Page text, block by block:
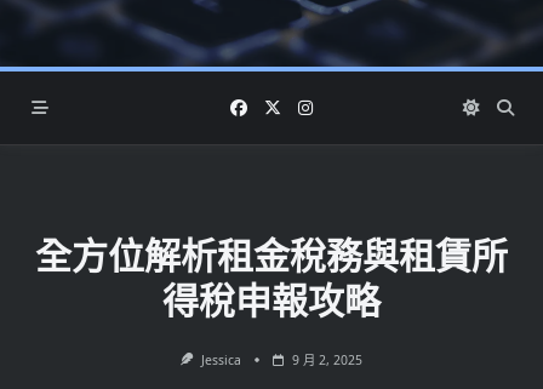
全方位解析租金稅務與租賃所
得稅申報攻略
Jessica 9 月 2, 2025